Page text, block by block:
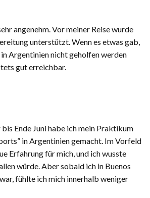
angenehm. Vor meiner Reise wurde
unterstützt. Wenn es etwas gab,
Argentinien nicht geholfen werden
gut erreichbar.
Ende Juni habe ich mein Praktikum
in Argentinien gemacht. Im Vorfeld
Erfahrung für mich, und ich wusste
würde. Aber sobald ich in Buenos
fühlte ich mich innerhalb weniger